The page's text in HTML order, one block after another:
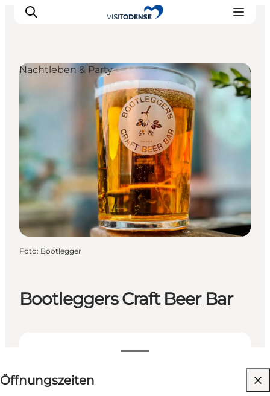
Odense erleben
Veranstaltungen
Reiseplanung
Inspiration
Bootleggers Craft Beer Bar
Öffnungszeiten anzeigen
Öffnungszeiten
Website besuchen
Nachtleben & Party
Foto: Bootlegger